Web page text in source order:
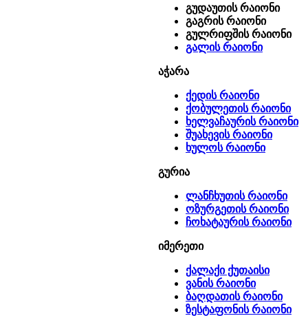
გუდაუთის რაიონი
გაგრის რაიონი
გულრიფშის რაიონი
გალის რაიონი
აჭარა
ქედის რაიონი
ქობულეთის რაიონი
ხელვაჩაურის რაიონი
შუახევის რაიონი
ხულოს რაიონი
გურია
ლანჩხუთის რაიონი
ოზურგეთის რაიონი
ჩოხატაურის რაიონი
იმერეთი
ქალაქი ქუთაისი
ვანის რაიონი
ბაღდათის რაიონი
ზესტაფონის რაიონი